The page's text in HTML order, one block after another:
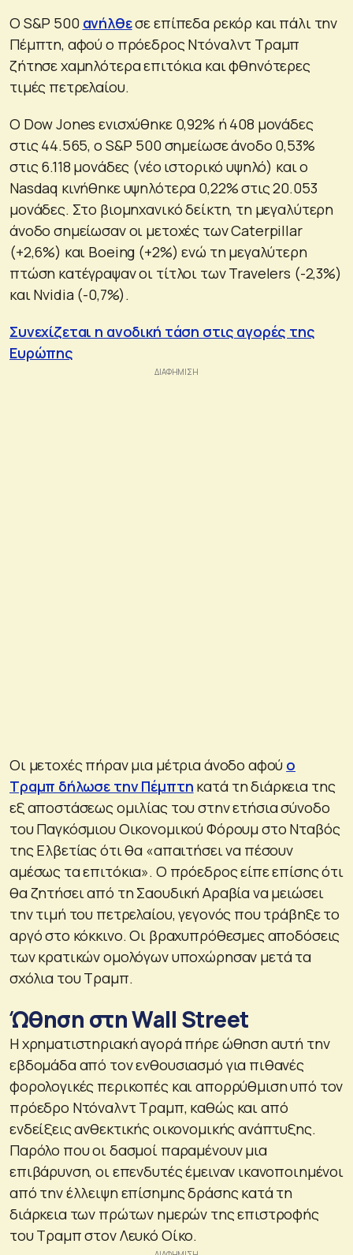
Ο S&P 500 ανήλθεσε επίπεδα ρεκόρ και πάλι την
Πέμπτη, αφού ο πρόεδρος Ντόναλντ Τραμπ
ζήτησε χαμηλότερα επιτόκια και φθηνότερες
τιμές πετρελαίου.
Ο Dow Jones ενισχύθηκε 0,92% ή 408 μονάδες
στις 44.565, ο S&P 500 σημείωσε άνοδο 0,53%
στις 6.118 μονάδες (νέο ιστορικό υψηλό) και o
Nasdaq κινήθηκε υψηλότερα 0,22% στις 20.053
μονάδες. Στο βιομηχανικό δείκτη, τη μεγαλύτερη
άνοδο σημείωσαν οι μετοχές των Caterpillar
(+2,6%) και Boeing (+2%) ενώ τη μεγαλύτερη
πτώση κατέγραψαν οι τίτλοι των Travelers (-2,3%)
και Nvidia (-0,7%).
Συνεχίζεται η ανοδική τάση στις αγορές της
Ευρώπης
Οι μετοχές πήραν μια μέτρια άνοδο αφού ο
Τραμπ δήλωσε την Πέμπτη κατά τη διάρκεια της
εξ αποστάσεως ομιλίας του στην ετήσια σύνοδο
του Παγκόσμιου Οικονομικού Φόρουμ στο Νταβός
της Ελβετίας ότι θα «απαιτήσει να πέσουν
αμέσως τα επιτόκια». Ο πρόεδρος είπε επίσης ότι
θα ζητήσει από τη Σαουδική Αραβία να μειώσει
την τιμή του πετρελαίου, γεγονός που τράβηξε το
αργό στο κόκκινο. Οι βραχυπρόθεσμες αποδόσεις
των κρατικών ομολόγων υποχώρησαν μετά τα
σχόλια του Τραμπ.
Ώθηση στη Wall Street
Η χρηματιστηριακή αγορά πήρε ώθηση αυτή την
εβδομάδα από τον ενθουσιασμό για πιθανές
φορολογικές περικοπές και απορρύθμιση υπό τον
πρόεδρο Ντόναλντ Τραμπ, καθώς και από
ενδείξεις ανθεκτικής οικονομικής ανάπτυξης.
Παρόλο που οι δασμοί παραμένουν μια
επιβάρυνση, οι επενδυτές έμειναν ικανοποιημένοι
από την έλλειψη επίσημης δράσης κατά τη
διάρκεια των πρώτων ημερών της επιστροφής
του Τραμπ στον Λευκό Οίκο.